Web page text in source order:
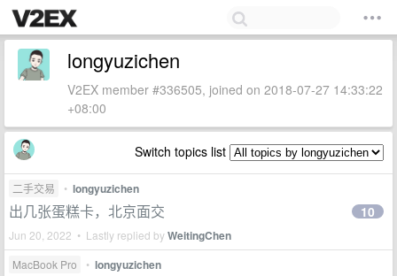
longyuzichen
V2EX member #336505, joined on 2018-07-27 14:33:22
+08:00
Switch topics list
二手交易 • longyuzichen
出几张蛋糕卡，北京面交
Jun 20, 2022 • Lastly replied byWeitingChen
10
MacBook Pro • longyuzichen